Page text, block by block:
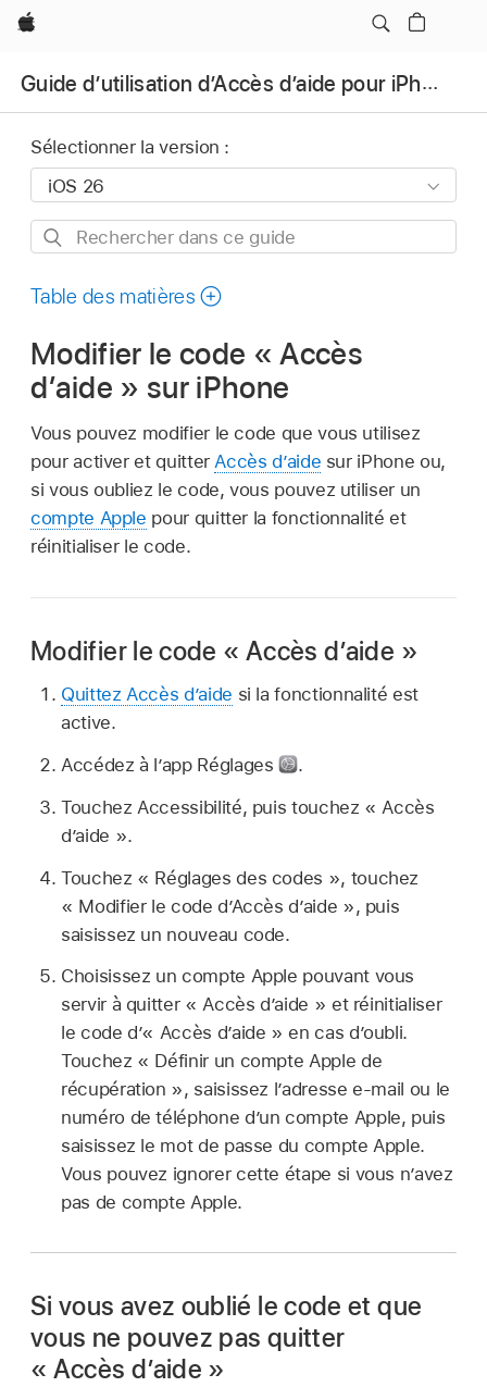
Apple
Guide d’utilisation d’Accès d’aide pour iPhone
Sélectionner la version :
Rechercher
ce
Table des matières
Modifier le code « Accès
d’aide » sur iPhone
Vous pouvez modifier le code que vous utilisez
pour activer et quitter Accès d’aide sur iPhone ou,
si vous oubliez le code, vous pouvez utiliser un
compte Apple pour quitter la fonctionnalité et
réinitialiser le code.
Modifier le code « Accès d’aide »
Quittez Accès d’aide si la fonctionnalité est
active.
Accédez à l’app Réglages
.
Touchez Accessibilité, puis touchez « Accès
d’aide ».
Touchez « Réglages des codes », touchez
« Modifier le code d’Accès d’aide », puis
saisissez un nouveau code.
Choisissez un compte Apple pouvant vous
servir à quitter « Accès d’aide » et réinitialiser
le code d’« Accès d’aide » en cas d’oubli.
Touchez « Définir un compte Apple de
récupération », saisissez l’adresse e-mail ou le
numéro de téléphone d’un compte Apple, puis
saisissez le mot de passe du compte Apple.
Vous pouvez ignorer cette étape si vous n’avez
pas de compte Apple.
Si vous avez oublié le code et que
vous ne pouvez pas quitter
« Accès d’aide »